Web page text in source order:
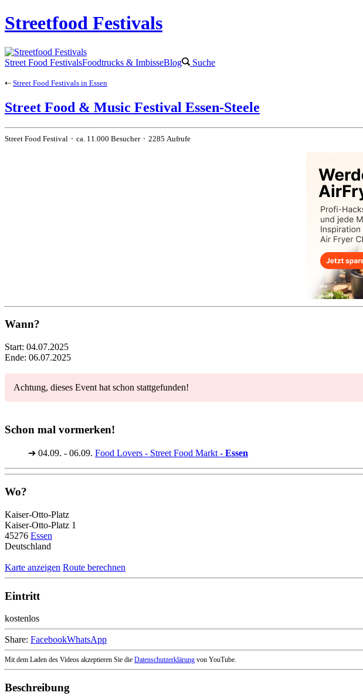
Streetfood Festivals
Street Food FestivalsFoodtrucks & ImbisseBlog Suche
⇠ Street Food Festivals in Essen
Street Food & Music Festival Essen-Steele
Street Food Festival ⬝ ca. 11.000 Besucher ⬝ 2285 Aufrufe
Wann?
Start: 04.07.2025
Ende: 06.07.2025
Achtung, dieses Event hat schon stattgefunden!
Schon mal vormerken!
➔ 04.09. - 06.09. Food Lovers - Street Food Markt - Essen
Wo?
Kaiser-Otto-Platz
Kaiser-Otto-Platz 1
45276 Essen
Deutschland
Karte anzeigen Route berechnen
Eintritt
kostenlos
Share: FacebookWhatsApp
Mit dem Laden des Videos akzeptieren Sie die Datenschutzerklärung von YouTube.
Beschreibung